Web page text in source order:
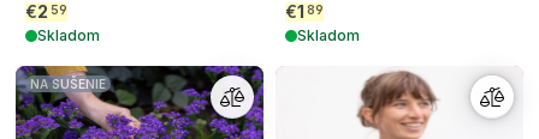
€2 59
Skladom
€1 89
Skladom
NA SUŠENIE